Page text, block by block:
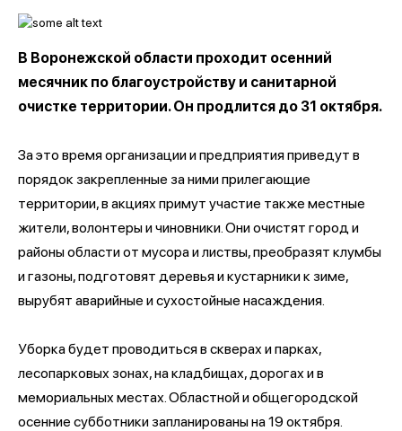
В Воронежской области проходит осенний
месячник по благоустройству и санитарной
очистке территории. Он продлится до 31 октября.
За это время организации и предприятия приведут в
порядок закрепленные за ними прилегающие
территории, в акциях примут участие также местные
жители, волонтеры и чиновники. Они очистят город и
районы области от мусора и листвы, преобразят клумбы
и газоны, подготовят деревья и кустарники к зиме,
вырубят аварийные и сухостойные насаждения.
Уборка будет проводиться в скверах и парках,
лесопарковых зонах, на кладбищах, дорогах и в
мемориальных местах. Областной и общегородской
осенние субботники запланированы на 19 октября.